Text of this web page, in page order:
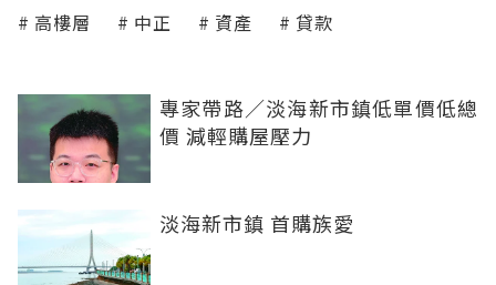
高樓層 中正 資產 貸款
專家帶路／淡海新市鎮低單價低總
價 減輕購屋壓力
淡海新市鎮 首購族愛